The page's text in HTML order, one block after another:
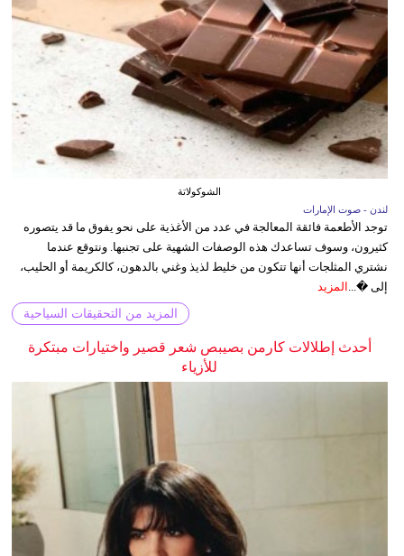
الشوكولاتة
لندن - صوت الإمارات
توجد الأطعمة فائقة المعالجة في عدد من الأغذية على نحو يفوق ما قد يتصوره
كثيرون، وسوف تساعدك هذه الوصفات الشهية على تجنبها. ونتوقع عندما
نشتري المثلجات أنها تتكون من خليط لذيذ وغني بالدهون، كالكريمة أو الحليب،
إلى �... المزيد
المزيد من التحقيقات السياحية
أحدث إطلالات كارمن بصيبص شعر قصير واختيارات مبتكرة
للأزياء